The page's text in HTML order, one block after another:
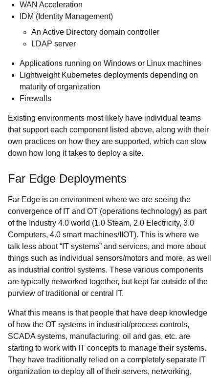
WAN Acceleration
IDM (Identity Management)
An Active Directory domain controller
LDAP server
Applications running on Windows or Linux machines
Lightweight Kubernetes deployments depending on
maturity of organization
Firewalls
Existing environments most likely have individual teams
that support each component listed above, along with their
own practices on how they are supported, which can slow
down how long it takes to deploy a site.
Far Edge Deployments
Far Edge is an environment where we are seeing the
convergence of IT and OT (operations technology) as part
of the Industry 4.0 world (1.0 Steam, 2.0 Electricity, 3.0
Computers, 4.0 smart machines/IIOT). This is where we
talk less about “IT systems” and services, and more about
things such as individual sensors/motors and more, as well
as industrial control systems. These various components
are typically networked together, but kept far outside of the
purview of traditional or central IT.
What this means is that people that have deep knowledge
of how the OT systems in industrial/process controls,
SCADA systems, manufacturing, oil and gas, etc. are
starting to work with IT concepts to manage their systems.
They have traditionally relied on a completely separate IT
organization to deploy all of their servers, networking,